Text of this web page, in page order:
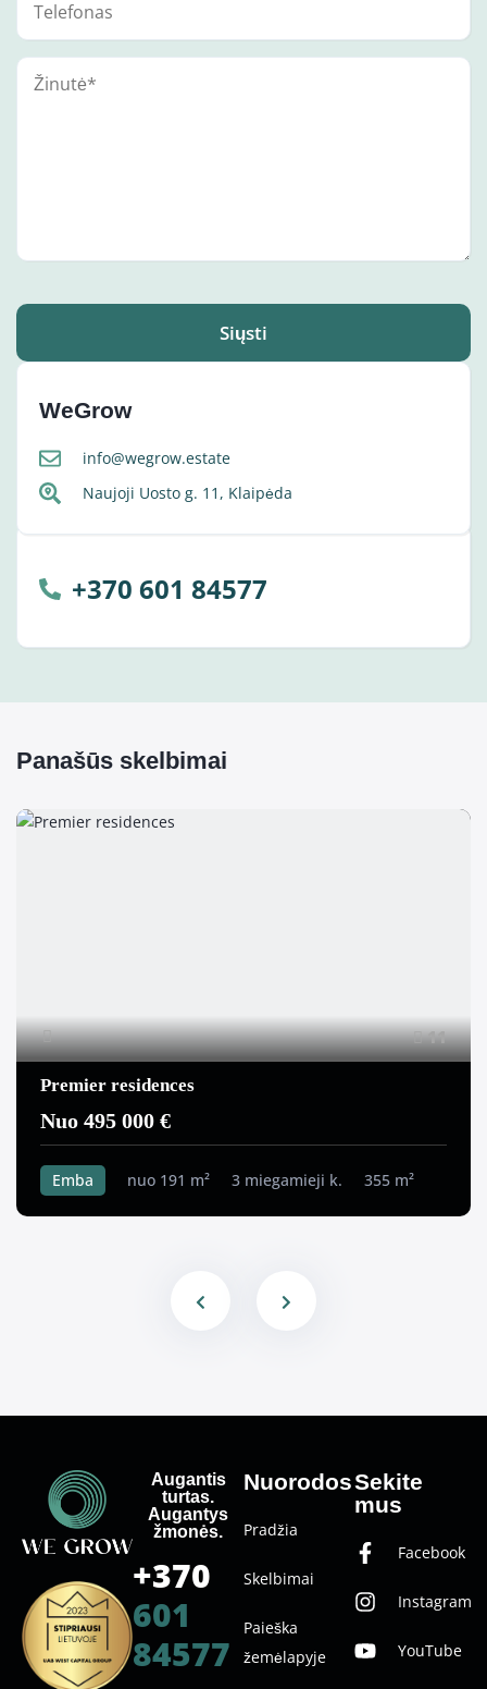
Siųsti
WeGrow
info@wegrow.estate
Naujoji Uosto g. 11, Klaipėda
+370 601 84577
Panašūs skelbimai
11
Premier residences
Nuo 495 000 €
Emba nuo 191 m² 3 miegamieji k. 355 m²
Nuorodos
Pradžia
Skelbimai
Paieška
žemėlapyje
Sekite
mus
Facebook
Instagram
YouTube
Augantis
turtas.
Augantys
žmonės.
+370
601
84577